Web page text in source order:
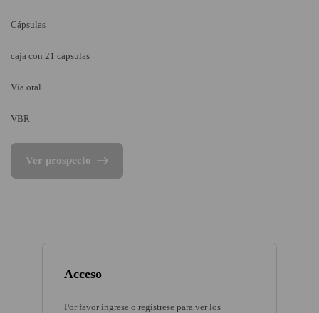
Acceso
Por favor ingrese o regístrese para ver los
Cápsulas
caja con 21 cápsulas
Vía oral
VBR
Ver prospecto